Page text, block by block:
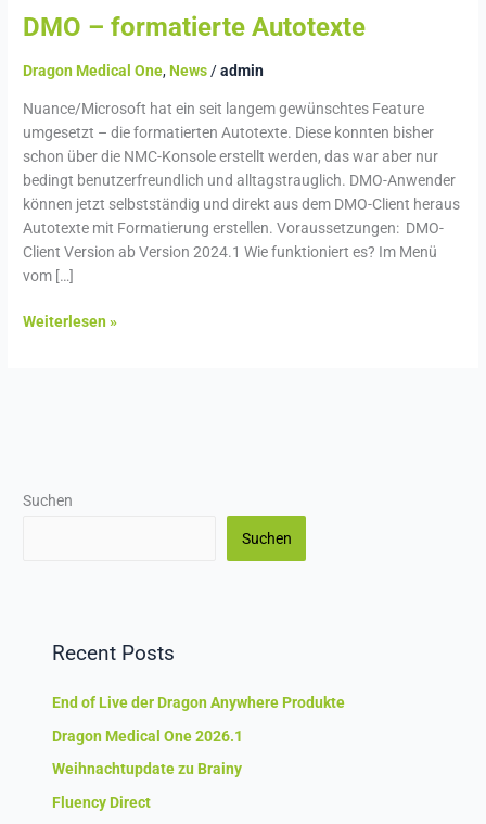
DMO – formatierte Autotexte
Dragon Medical One,News /admin
Nuance/Microsoft hat ein seit langem gewünschtes Feature
umgesetzt – die formatierten Autotexte. Diese konnten bisher
schon über die NMC-Konsole erstellt werden, das war aber nur
bedingt benutzerfreundlich und alltagstrauglich. DMO-Anwender
können jetzt selbstständig und direkt aus dem DMO-Client heraus
Autotexte mit Formatierung erstellen. Voraussetzungen: DMO-
Client Version ab Version 2024.1 Wie funktioniert es? Im Menü
vom […]
Weiterlesen »
Suchen
Suchen
Recent Posts
End of Live der Dragon Anywhere Produkte
Dragon Medical One 2026.1
Weihnachtupdate zu Brainy
Fluency Direct